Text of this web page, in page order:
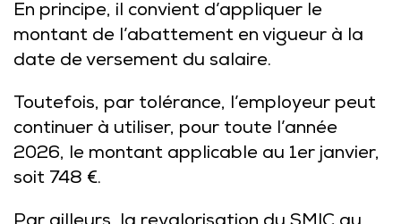
En principe, il convient d’appliquer le
montant de l’abattement en vigueur à la
date de versement du salaire.
Toutefois, par tolérance, l’employeur peut
continuer à utiliser, pour toute l’année
2026, le montant applicable au 1er janvier,
soit 748 €.